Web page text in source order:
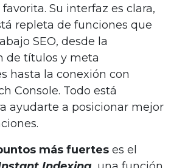
Su interfaz es clara,
repleta de funciones que
SEO, desde la
de títulos y meta
hasta la conexión con
Console. Todo está
ayudarte a posicionar mejor
más fuertes es el